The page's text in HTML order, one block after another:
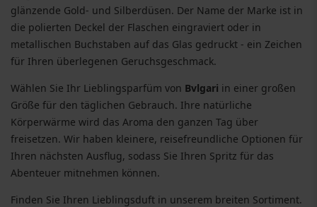
glänzende Gold- und Silberdüsen. Der Name der Marke ist in
die polierten Deckel der Flaschen eingraviert oder in
metallischen Buchstaben auf das Glas gedruckt - ein Zeichen
für Ihren überlegenen Geruchsgeschmack.
Wählen Sie Ihr Lieblingsparfüm von Bvlgari in einer großen
Größe für den täglichen Gebrauch. Ihre natürliche
Körperwärme wird das Aroma den ganzen Tag über
freisetzen. Wir haben kleinere, reisefreundliche Optionen für
Ihren nächsten Ausflug, sodass Sie Ihren Spritz für das
Abenteuer mitnehmen können.
Finden Sie Ihren Lieblingsduft in unserem breiten Sortiment.